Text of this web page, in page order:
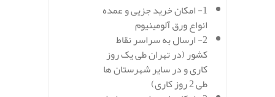
1- امکان خرید جزیی و عمده
انواع ورق آلومینیوم
2- ارسال به سراسر نقاط
کشور (در تهران طی یک روز
کاری و در سایر شهرستان ها
طی 2 روز کاری)